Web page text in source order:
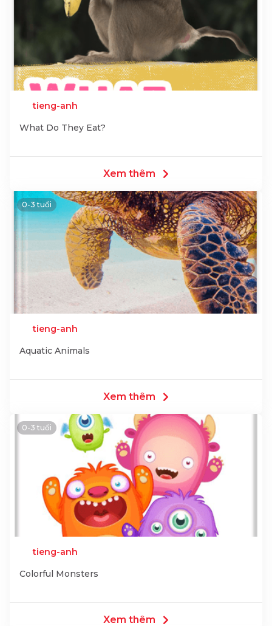
tieng-anh
What Do They Eat?
Xem thêm
0-3 tuổi
tieng-anh
Aquatic Animals
Xem thêm
0-3 tuổi
tieng-anh
Colorful Monsters
Xem thêm